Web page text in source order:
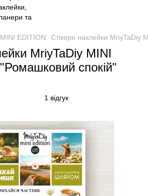
MINI EDITION Стікери наклейки MriyTaDiy
MriyTaDiy MINI
спокій"
1 відгук